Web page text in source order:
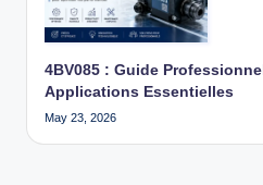
4BV085 : Guide
Applications Essentielles
May 23, 2026